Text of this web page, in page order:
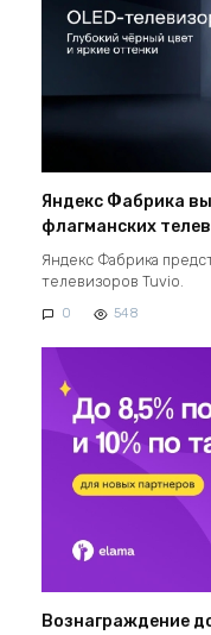
Яндекс Фабрика
флагманских
Яндекс Фабрика
телевизоров Tuvio.
0 548
Вознаграждение